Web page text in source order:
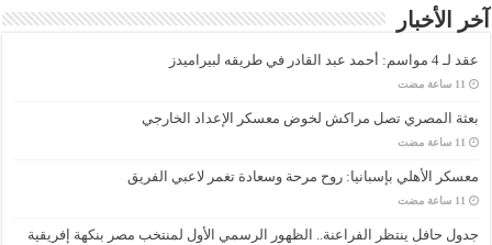
آخر الأخبار
عقد لـ 4 مواسم: أحمد عبد القادر في طريقه لبيراميدز
بعثة المصري تصل مراكش لخوض معسكر الإعداد الخارجي
معسكر الأهلي بإسبانيا: روح مرحة وسعادة تغمر لاعبي الفريق
جدول حافل ينتظر الفراعنة.. الظهور الرسمي الأول لمنتخب مصر بنكهة إفريقية